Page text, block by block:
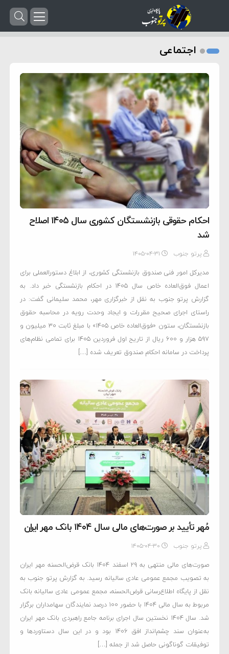
اجتماعی
احکام حقوقی بازنشستگان کشوری سال ۱۴۰۵ اصلاح
شد
پرتو جنوب ۱۴۰۵-۰۴-۳۱
مدیرکل امور فنی صندوق بازنشستگی کشوری، از ابلاغ دستورالعملی برای
اعمال فوق‌العاده خاص سال ۱۴۰۵ در احکام بازنشستگی خبر داد. به
گزارش پرتو جنوب به نقل از خبرگزاری مهر، محمد سلیمانی گفت: در
راستای اجرای صحیح مقررات و ایجاد وحدت رویه در محاسبه حقوق
بازنشستگان، ستون «فوق‌العاده خاص ۱۴۰۵» با مبلغ ثابت ۳۰ میلیون و
۵۹۷ هزار و ۶۰۰ ریال از تاریخ اول فروردین‌ ۱۴۰۵ برای تمامی نظام‌های
پرداخت در سامانه احکام صندوق تعریف شده […]
مُهر تأیید بر صورت‌های مالی سال ۱۴۰۴ بانک مهر ایران
پرتو جنوب ۱۴۰۵-۰۴-۳۰
صورت‌های مالی منتهی به ۲۹ اسفند ۱۴۰۴ بانک قرض‌الحسنه مهر ایران
به تصویب مجمع عمومی عادی سالیانه رسید. به گزارش پرتو جنوب به
نقل از پایگاه اطلاع‌رسانی قرض‌الحسنه، مجمع عمومی عادی سالیانه بانک
مربوط به سال مالی ۱۴۰۴ با حضور ۱۰۰ درصد نمایندگان سهامداران برگزار
شد. سال ۱۴۰۴ نخستین سال اجرای برنامه جامع راهبردی بانک مهر ایران
به‌عنوان سند چشم‌انداز افق ۱۴۰۶ بود و در این سال دستاوردها و
توفیقات گوناگونی حاصل شد از جمله […]